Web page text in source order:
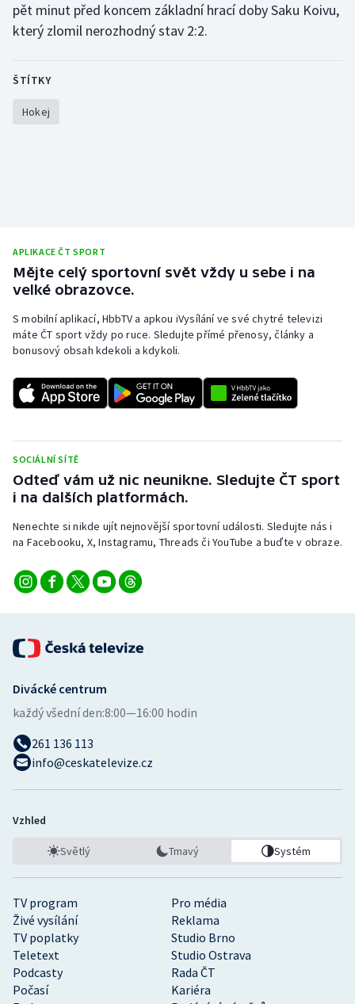
Stolní tenis
pět minut před koncem základní hrací doby Saku Koivu,
který zlomil nerozhodný stav 2:2.
ŠTÍTKY
Hokej
APLIKACE ČT SPORT
Mějte celý sportovní svět vždy u sebe i na
velké obrazovce.
S mobilní aplikací, HbbTV a apkou iVysílání ve své chytré televizi
máte ČT sport vždy po ruce. Sledujte přímé přenosy, články a
bonusový obsah kdekoli a kdykoli.
SOCIÁLNÍ SÍTĚ
Odteď vám už nic neunikne. Sledujte ČT sport
i na dalších platformách.
Nenechte si nikde ujít nejnovější sportovní události. Sledujte nás i
na Facebooku, X, Instagramu, Threads či YouTube a buďte v obraze.
TV program
Pro média
Živé vysílání
Reklama
TV poplatky
Studio Brno
Teletext
Studio Ostrava
Podcasty
Rada ČT
Počasí
Kariéra
Divácké centrum
každý všední den:8:00—16:00 hodin
261 136 113
info@ceskatelevize.cz
Vzhled
Světlý Tmavý Systém